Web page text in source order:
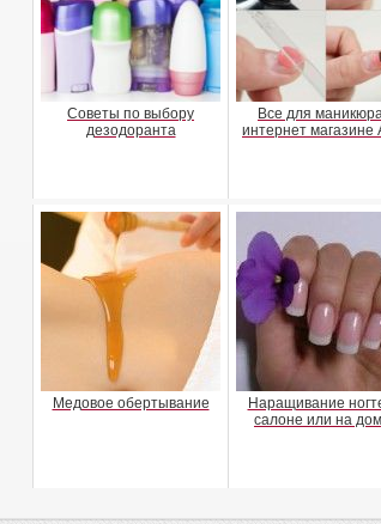
Советы по выбору
дезодоранта
Все для
интернет магазине
Медовое обертывание
Наращивание
салоне или на